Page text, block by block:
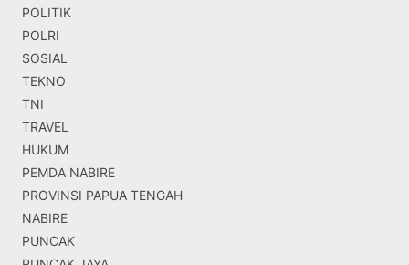
POLITIK
POLRI
SOSIAL
TEKNO
TNI
TRAVEL
HUKUM
PEMDA NABIRE
PROVINSI PAPUA TENGAH
NABIRE
PUNCAK